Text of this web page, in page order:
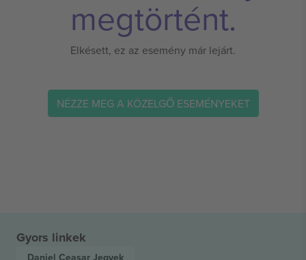
megtörtént.
Elkésett, ez az esemény már lejárt.
NÉZZE MEG A KÖZELGŐ ESEMÉNYEKET
Gyors linkek
Daniel Ceasar Jegyek